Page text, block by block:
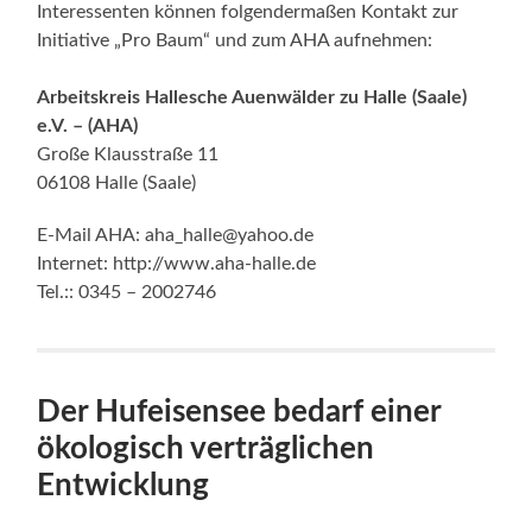
Interessenten können folgendermaßen Kontakt zur
Initiative „Pro Baum“ und zum AHA aufnehmen:
Arbeitskreis Hallesche Auenwälder zu Halle (Saale)
e.V. – (AHA)
Große Klausstraße 11
06108 Halle (Saale)
E-Mail AHA: aha_halle@yahoo.de
Internet: http://www.aha-halle.de
Tel.:: 0345 – 2002746
Der Hufeisensee bedarf einer
ökologisch verträglichen
Entwicklung